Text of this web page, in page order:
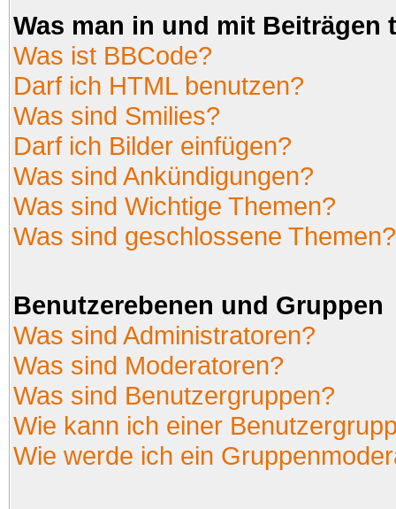
Was man in und mit Beiträgen
Was ist BBCode?
Darf ich HTML benutzen?
Was sind Smilies?
Darf ich Bilder einfügen?
Was sind Ankündigungen?
Was sind Wichtige Themen?
Was sind geschlossene Themen?
Benutzerebenen und Gruppen
Was sind Administratoren?
Was sind Moderatoren?
Was sind Benutzergruppen?
Wie kann ich einer
Wie werde ich ein